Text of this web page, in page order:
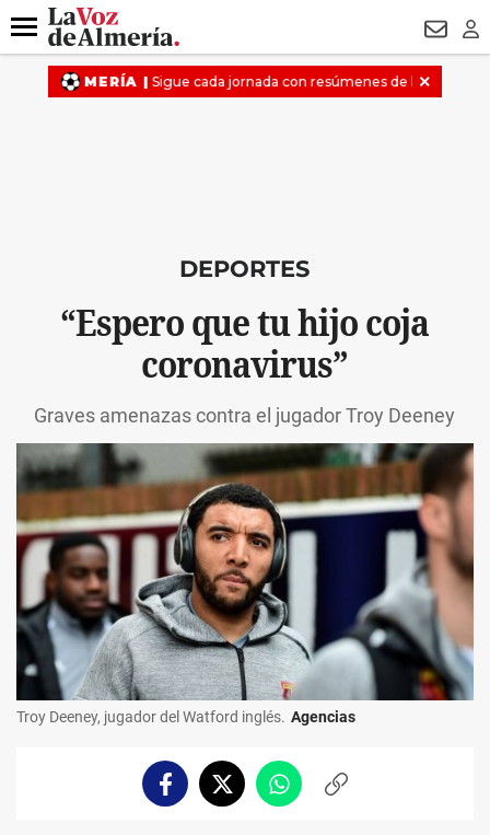
DESTACADO
Menú
DEPORTES
“Espero que tu hijo coja
coronavirus”
Graves amenazas contra el jugador Troy Deeney
Troy Deeney, jugador del Watford inglés. Agencias
FacebookTwitterWhatsappCopiar